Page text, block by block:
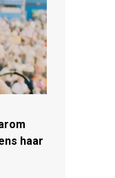
haar